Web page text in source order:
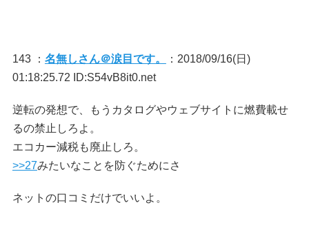
143 ： 名無しさん＠涙目です。
：2018/09/16(日)
01:18:25.72 ID:S54vB8it0.net
逆転の発想で、もうカタログやウェブサイトに燃費載せ
るの禁止しろよ。
エコカー減税も廃止しろ。
>>27みたいなことを防ぐためにさ
ネットの口コミだけでいいよ。